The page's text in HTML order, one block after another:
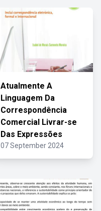
Atualmente A
Linguagem Da
Correspondência
Comercial Livrar-se
Das Expressões
07 September 2024